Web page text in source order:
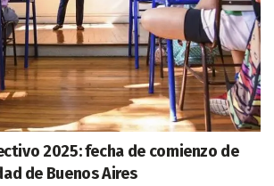
2025: fecha de comienzo de
de Buenos Aires